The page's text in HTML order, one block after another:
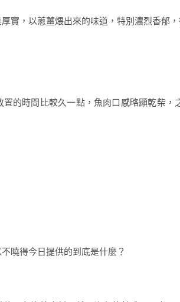
厚實，以蔥薑煨出來的味道，特別濃烈香郁
置的時間比較久一點，魚肉口感略顯乾柴，
曉得今日提供的到底是什麼？